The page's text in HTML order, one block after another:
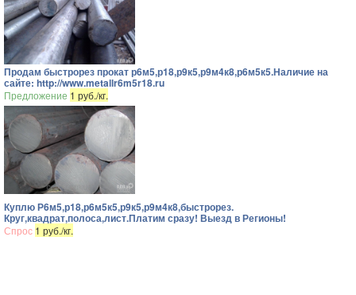
Продам быстрорез прокат р6м5,р18,р9к5,р9м4к8,р6м5к5.Наличие на
сайте: http://www.metallr6m5r18.ru
Предложение 1 руб./кг.
Куплю Р6м5,р18,р6м5к5,р9к5,р9м4к8,быстрорез.
Круг,квадрат,полоса,лист.Платим сразу! Выезд в Регионы!
Спрос 1 руб./кг.